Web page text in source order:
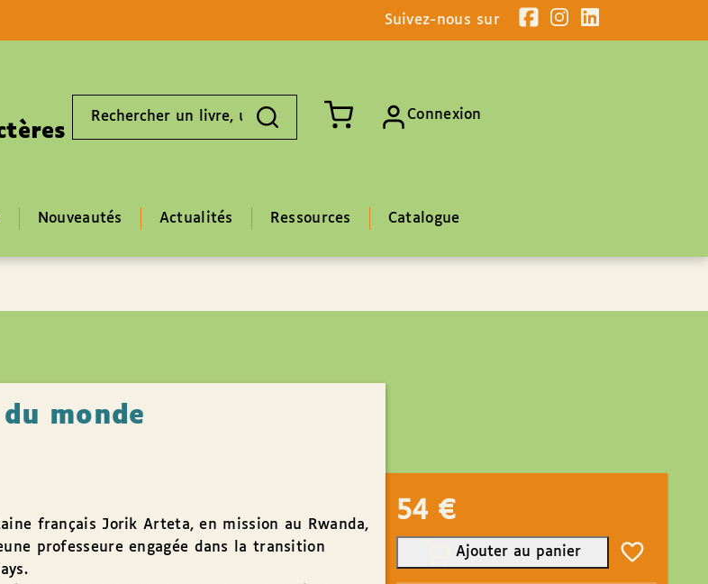
Suivez-nous sur
livre,
Connexion
Nouveautés Actualités Ressources Catalogue
du monde
français Jorik Arteta, en mission au Rwanda,
professeure engagée dans la transition
54 €
Ajouter au panier